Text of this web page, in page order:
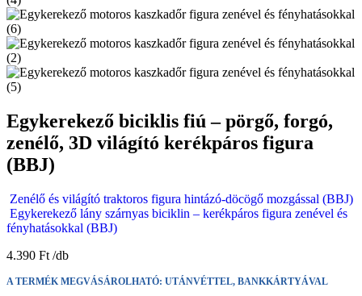
Egykerekező biciklis fiú – pörgő, forgó,
zenélő, 3D világító kerékpáros figura
(BBJ)
Zenélő és világító traktoros figura hintázó-döcögő mozgással (BBJ)
Egykerekező lány szárnyas biciklin – kerékpáros figura zenével és
fényhatásokkal (BBJ)
4.390 Ft
A TERMÉK MEGVÁSÁROLHATÓ: UTÁNVÉTTEL, BANKKÁRTYÁVAL